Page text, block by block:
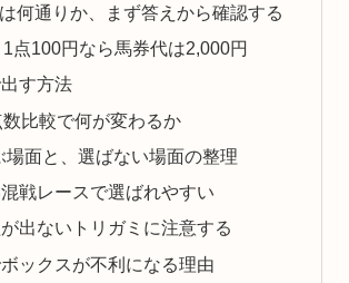
何通りか、まず答えから確認する
点100円なら馬券代は2,000円
す方法
比較で何が変わるか
面と、選ばない場面の整理
戦レースで選ばれやすい
出ないトリガミに注意する
ックスが不利になる理由